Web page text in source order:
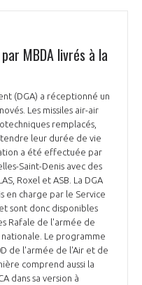
MBDA livrés à la
(DGA) a réceptionné un
Les missiles air-air
remplacés,
leur durée de vie
a été effectuée par
Saint-Denis avec des
Roxel et ASB. La DGA
en charge par le Service
sont donc disponibles
Rafale de l'armée de
Le programme
de l'armée de l'Air et de
comprend aussi la
dans sa version à